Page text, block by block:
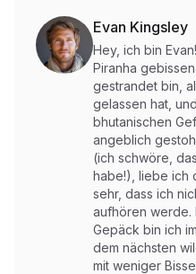
Evan Kingsley
Hey, ich bin
Piranha
gestrandet bin,
gelassen hat,
bhutanischen
angeblich
(ich schwöre,
habe!), liebe ich
sehr, dass ich
aufhören werde.
Gepäck bin ich
dem nächsten
mit weniger